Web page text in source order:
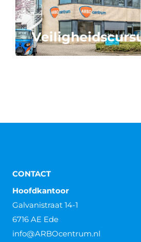
CONTACT
Hoofdkantoor
Galvanistraat 14-1
6716 AE Ede
info@ARBOcentrum.nl